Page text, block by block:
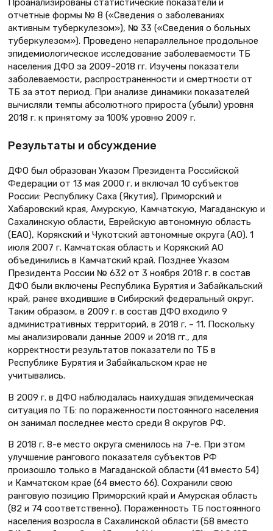
Проанализированы статистические показатели и
отчетные формы № 8 («Сведения о заболеваниях
активным туберкулезом»), № 33 («Сведения о больных
туберкулезом»). Проведено непараллельное продольное
эпидемиологическое исследование заболеваемости ТБ
населения ДФО за 2009–2018 гг. Изучены показатели
заболеваемости, распространенности и смертности от
ТБ за этот период. При анализе динамики показателей
вычисляли темпы абсолютного прироста (убыли) уровня
2018 г. к принятому за 100% уровню 2009 г.
Результаты и обсуждение
ДФО был образован Указом Президента Российской
Федерации от 13 мая 2000 г. и включал 10 субъектов
России: Республику Саха (Якутия), Приморский и
Хабаровский края, Амурскую, Камчатскую, Магаданскую и
Сахалинскую области, Еврейскую автономную область
(ЕАО), Корякский и Чукотский автономные округа (АО). 1
июля 2007 г. Камчатская область и Корякский АО
объединились в Камчатский край. Позднее Указом
Президента России № 632 от 3 ноября 2018 г. в состав
ДФО были включены Республика Бурятия и Забайкальский
край, ранее входившие в Сибирский федеральный округ.
Таким образом, в 2009 г. в состав ДФО входило 9
административных территорий, в 2018 г. – 11. Поскольку
мы анализировали данные 2009 и 2018 гг., для
корректности результатов показатели по ТБ в
Республике Бурятия и Забайкальском крае не
учитывались.
В 2009 г. в ДФО наблюдалась наихудшая эпидемическая
ситуация по ТБ: по пораженности постоянного населения
он занимал последнее место среди 8 округов РФ.
В 2018 г. 8-е место округа сменилось на 7-е. При этом
улучшение рангового показателя субъектов РФ
произошло только в Магаданской области (41 вместо 54)
и Камчатском крае (64 вместо 66). Сохранили свою
ранговую позицию Приморский край и Амурская область
(82 и 74 соответственно). Пораженность ТБ постоянного
населения возрос­ла в Сахалинской области (58 вместо